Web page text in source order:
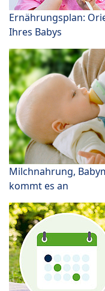
Ernährungsplan:
Ihres Babys
Milchnahrung,
kommt es an